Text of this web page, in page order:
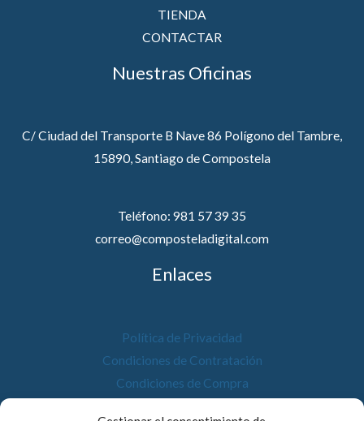
TIENDA
CONTACTAR
Nuestras Oficinas
C/ Ciudad del Transporte B Nave 86 Polígono del Tambre,
15890, Santiago de Compostela
Teléfono: 981 57 39 35
correo@composteladigital.com
Enlaces
Política de Privacidad
Condiciones de Contratación
Condiciones de Compra